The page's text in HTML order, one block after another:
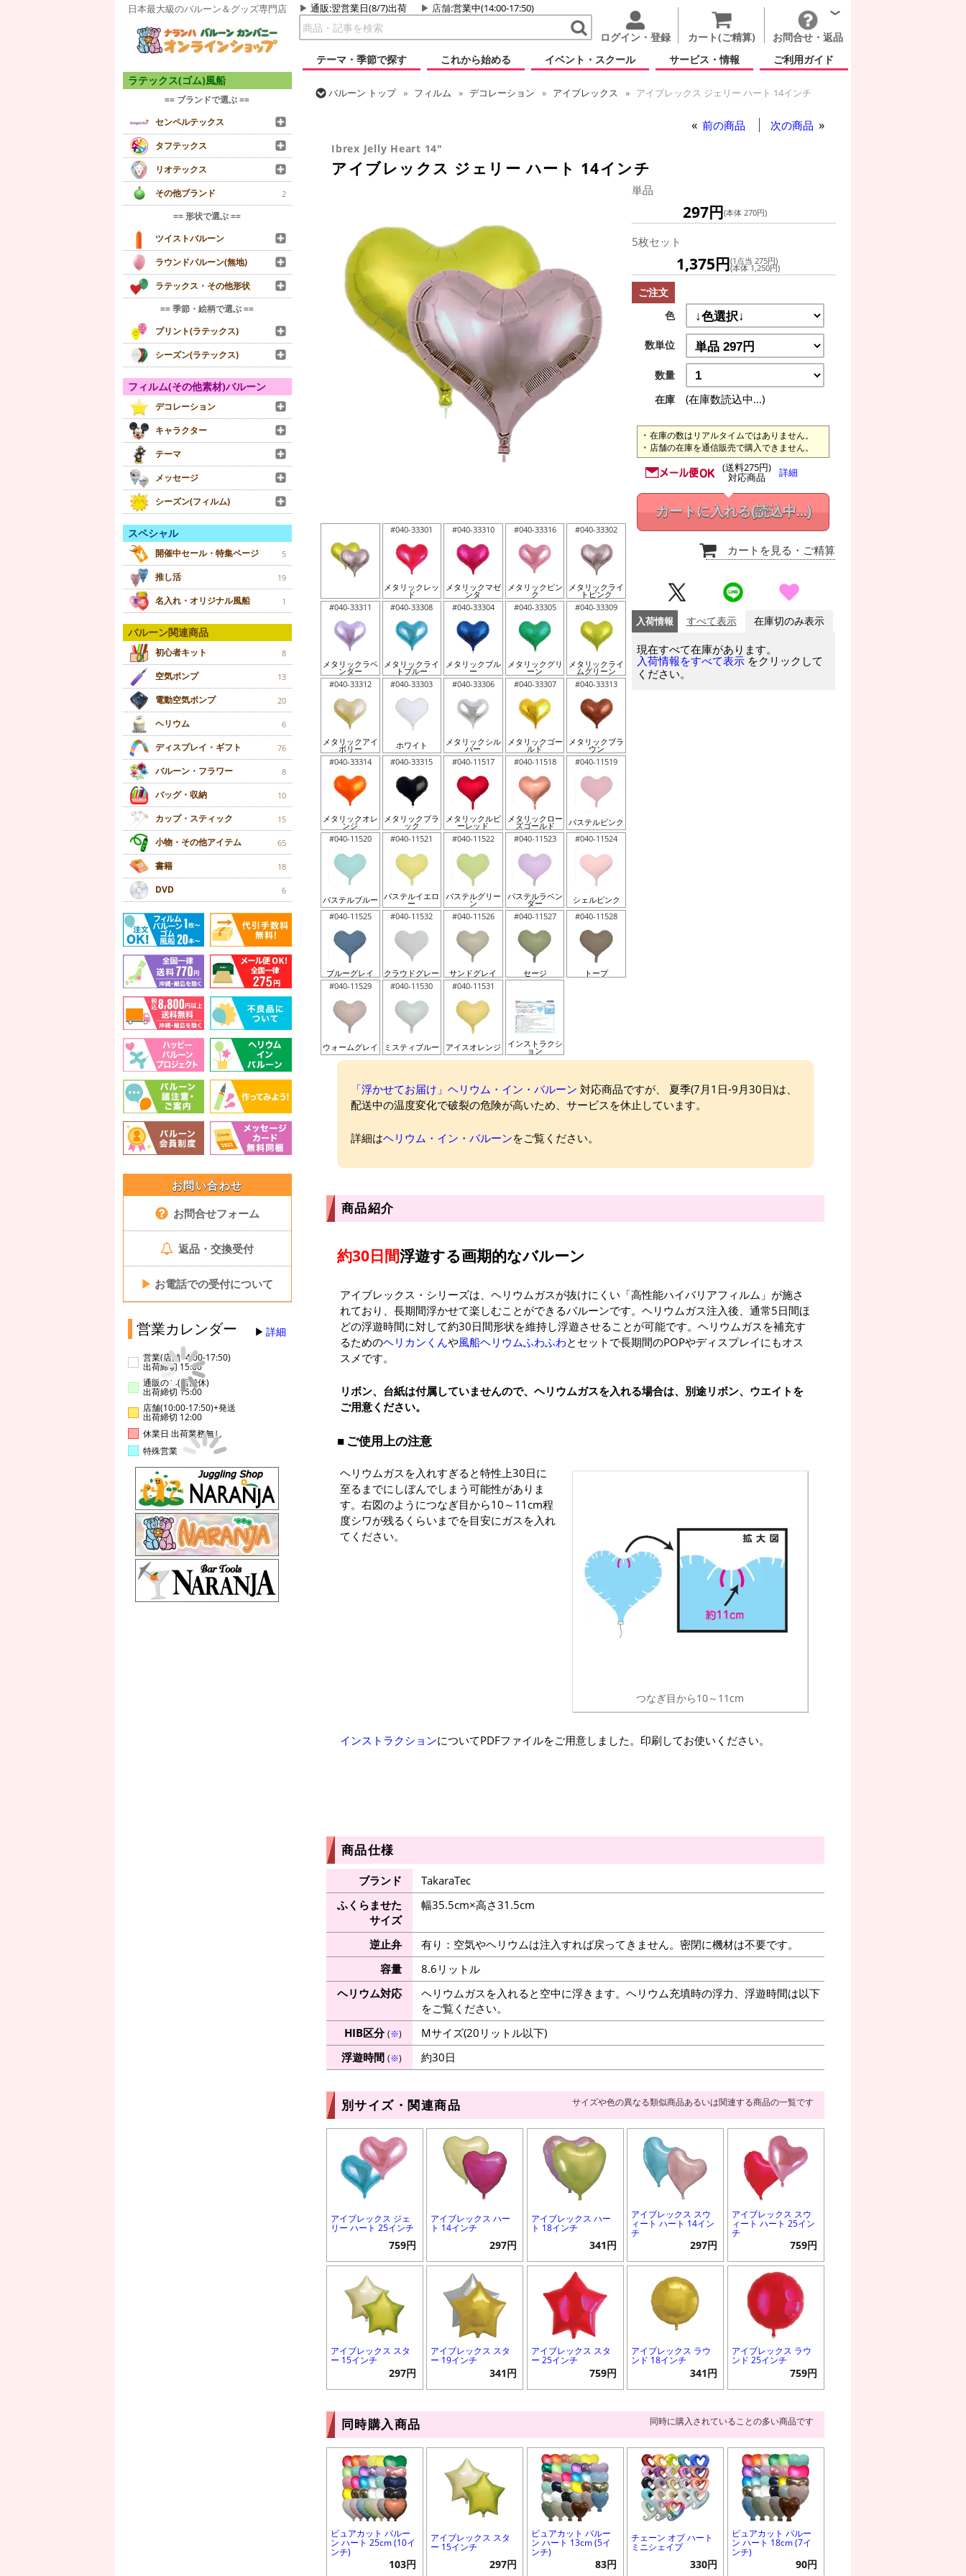
日本最大級のバルーン＆グッズ専門店 通販:翌営業日(8/7)出荷 店舗:営業中(14:00-17:50)
ログイン・登録 カート(ご精算)
お問合せ・返品
テーマ・季節で探す
これから始める イベント・スクール サービス・情報 ご利用ガイド
ラテックス(ゴム)風船
== ブランドで選ぶ ==
センペルテックス
タフテックス
リオテックス
その他ブランド
2
== 形状で選ぶ ==
ツイストバルーン
ラウンドバルーン(無地)
ラテックス・その他形状
== 季節・絵柄で選ぶ ==
プリント(ラテックス)
シーズン(ラテックス)
フィルム(その他素材)バルーン
デコレーション
キャラクター
テーマ
メッセージ
シーズン(フィルム)
スペシャル
開催中セール・特集ページ 5
推し活 19
名入れ・オリジナル風船 1
バルーン関連商品
初心者キット 8
空気ポンプ 13
電動空気ポンプ 20
ヘリウム 6
ディスプレイ・ギフト 76
バルーン・フラワー 8
バッグ・収納 10
カップ・スティック 15
小物・その他アイテム 65
書籍 18
DVD 6
お問い合わせ
お問合せフォーム
返品・交換受付
▶ お電話での受付について
営業カレンダー 詳細
営業(店舗14:00-17:50)
出荷締切 15:00
通販のみ(店舗休)
出荷締切 15:00
店舗(10:00-17:50)+発送
出荷締切 12:00
休業日 出荷業務無し
特殊営業
バルーン トップ フィルム デコレーション アイブレックス
アイブレックス ジェリー ハート 14インチ
前の商品 次の商品
Ibrex Jelly Heart 14"
アイブレックス ジェリー ハート 14インチ
#040-33301
メタリックレッ
ド
#040-33310
メタリックマゼ
ンタ
#040-33316
メタリックピン
ク
#040-33302
メタリックライ
トピンク
#040-33311
メタリックラベ
ンダー
#040-33308
メタリックライ
トブルー
#040-33304
メタリックブル
ー
#040-33305
メタリックグリ
ーン
#040-33309
メタリックライ
ムグリーン
#040-33312
メタリックアイ
ボリー
#040-33303
ホワイト
#040-33306
メタリックシル
バー
#040-33307
メタリックゴー
ルド
#040-33313
メタリックブラ
ウン
#040-33314
メタリックオレ
ンジ
#040-33315
メタリックブラ
ック
#040-11517
メタリックルビ
ーレッド
#040-11518
メタリックロー
ズゴールド
#040-11519
パステルピンク
#040-11520
パステルブルー
#040-11521
パステルイエロ
ー
#040-11522
パステルグリー
ン
#040-11523
パステルラベン
ダー
#040-11524
シェルピンク
#040-11525
ブルーグレイ
#040-11532
クラウドグレー
#040-11526
サンドグレイ
#040-11527
セージ
#040-11528
トープ
#040-11529
ウォームグレイ
#040-11530
ミスティブルー
#040-11531
アイスオレンジ インストラクシ
ョン
単品
297円(本体 270円)
5枚セット
1,375円(1点当 275円)
(本体 1,250円)
ご注文
色
数単位
数量
在庫
(在庫数読込中...)
在庫の数はリアルタイムではありません。
店舗の在庫を通信販売で購入できません。
(送料275円)
対応商品 詳細
カートに入れる(読込中...)
カートを見る ・ご精算
入荷情報 すべて表示 在庫切のみ表示
現在すべて在庫があります。
入荷情報をすべて表示 をクリックして
ください。
「浮かせてお届け」ヘリウム・イン・バルーン 対応商品ですが、 夏季(7月1日-9月30日)は、
配送中の温度変化で破裂の危険が高いため、サービスを休止しています。
詳細はヘリウム・イン・バルーンをご覧ください。
商品紹介
約30日間浮遊する画期的なバルーン
アイブレックス・シリーズは、ヘリウムガスが抜けにくい「高性能ハイバリアフィルム」が施さ
れており、長期間浮かせて楽しむことができるバルーンです。ヘリウムガス注入後、通常5日間ほ
どの浮遊時間に対して約30日間形状を維持し浮遊させることが可能です。ヘリウムガスを補充す
るためのヘリカンくんや風船ヘリウムふわふわとセットで長期間のPOPやディスプレイにもオス
スメです。
リボン、台紙は付属していませんので、ヘリウムガスを入れる場合は、別途リボン、ウエイトを
ご用意ください。
ご使用上の注意
つなぎ目から10～11cm
ヘリウムガスを入れすぎると特性上30日に
至るまでにしぼんでしまう可能性がありま
す。右図のようにつなぎ目から10～11cm程
度シワが残るくらいまでを目安にガスを入れ
てください。
インストラクションについてPDFファイルをご用意しました。印刷してお使いください。
商品仕様
ブランド
TakaraTec
ふくらませた
サイズ
幅35.5cm×高さ31.5cm
逆止弁
有り：空気やヘリウムは注入すれば戻ってきません。密閉に機材は不要です。
容量
8.6リットル
ヘリウム対応
ヘリウムガスを入れると空中に浮きます。ヘリウム充填時の浮力、浮遊時間は以下
をご覧ください。
HIB区分(※)
Mサイズ(20リットル以下)
浮遊時間 (※) 約30日
別サイズ・関連商品 サイズや色の異なる類似商品あるいは関連する商品の一覧です
アイブレックス ジェ
リー ハート 25インチ
759円
アイブレックス ハー
ト 14インチ
297円
アイブレックス ハー
ト 18インチ
341円
アイブレックス スウ
ィート ハート 14イン
チ
297円
アイブレックス スウ
ィート ハート 25イン
チ
759円
アイブレックス スタ
ー 15インチ
297円
アイブレックス スタ
ー 19インチ
341円
アイブレックス スタ
ー 25インチ
759円
アイブレックス ラウ
ンド 18インチ
341円
アイブレックス ラウ
ンド 25インチ
759円
同時購入商品 同時に購入されていることの多い商品です
ピュアカット バルー
ン ハート 25cm (10イ
ンチ)
103円
アイブレックス スタ
ー 15インチ
297円
ピュアカット バルー
ン ハート 13cm (5イ
ンチ)
83円
チェーン オブ ハート
ミニシェイプ
330円
ピュアカット バルー
ン ハート 18cm (7イ
ンチ)
90円